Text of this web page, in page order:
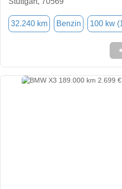
32.240 km Benzin 100 kw